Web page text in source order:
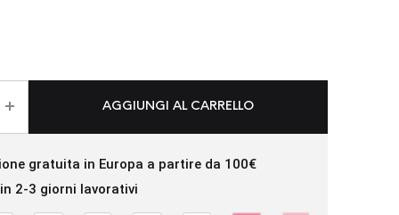
AGGIUNGI AL CARRELLO
gratuita in Europa a partire da 100€
2-3 giorni lavorativi